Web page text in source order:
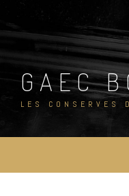
content
GAEC
LES CONSERVES